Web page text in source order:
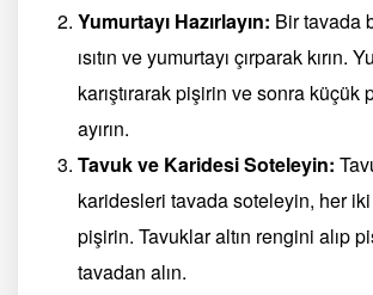
Yumurtayı Hazırlayın: Bir tavada
ısıtın ve yumurtayı çırparak kırın.
karıştırarak pişirin ve sonra küçük
ayırın.
Tavuk ve Karidesi Soteleyin:
karidesleri tavada soteleyin, her iki
pişirin. Tavuklar altın rengini alıp
tavadan alın.